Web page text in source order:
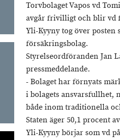
Torvbolaget Vapos vd
avgår frivilligt och blir vd
Yli-Kyyny tog över posten
försäkringsbolag.
Styrelseordföranden Jan
pressmeddelande.
- Bolaget har förnyats
i bolagets ansvarsfullhet,
både inom traditionella
Staten äger 50,1 procent
Yli-Kyyny börjar som vd